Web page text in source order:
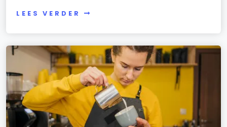
LEES VERDER